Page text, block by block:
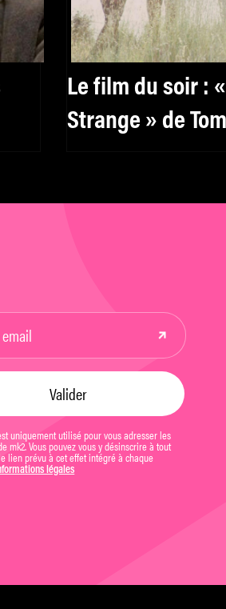
Le film du soir :
Strange » de
uniquement utilisé pour vous adresser les
mk2. Vous pouvez vous y désinscrire à tout
lien prévu à cet effet intégré à chaque
légales